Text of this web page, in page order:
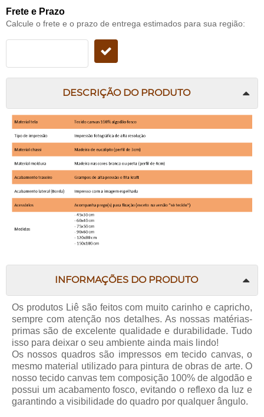
Frete e Prazo
Calcule o frete e o prazo de entrega estimados para sua região:
DESCRIÇÃO DO PRODUTO
INFORMAÇÕES DO PRODUTO
Os produtos Liê são feitos com muito carinho e capricho,
sempre com atenção nos detalhes. As nossas matérias-
primas são de excelente qualidade e durabilidade. Tudo
isso para deixar o seu ambiente ainda mais lindo!
Os nossos quadros são impressos em tecido canvas, o
mesmo material utilizado para pintura de obras de arte. O
nosso tecido canvas tem composição 100% de algodão e
possui um acabamento fosco, evitando o reflexo da luz e
garantindo a visibilidade do quadro por qualquer ângulo.